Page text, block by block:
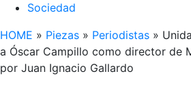
Sociedad
HOME » Piezas » Periodistas »
a Óscar Campillo como director de
por Juan Ignacio Gallardo